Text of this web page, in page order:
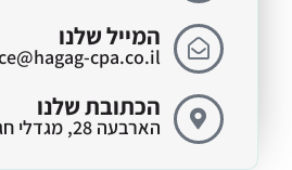
המייל שלנו
office@hagag-cpa.co.il
הכתובת שלנו
הארבעה 28, מגדלי חג׳ג׳, תל אביב